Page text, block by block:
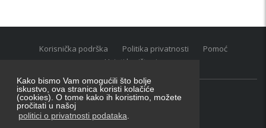
Kako bismo Vam omogućili što bolje
iskustvo, ova stranica koristi kolačiće
(cookies). O tome kako ih koristimo, možete
pročitati u našoj
politici o privatnosti podataka
Korisnička podrška Politika privatnosti
Pomoć
Uvjeti korištenja
Oglasnik grupacija:posao.hr|oglasnik.hr|auti.hr
Tečaj za konverziju u EUR valutu: 1 euro = 7.53450 kn